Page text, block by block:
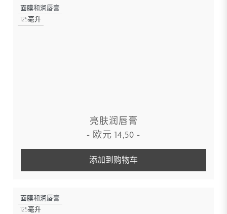
面膜和润唇膏
125毫升
亮肤润唇膏
- 欧元 14,50 -
添加到购物车
面膜和润唇膏
125毫升